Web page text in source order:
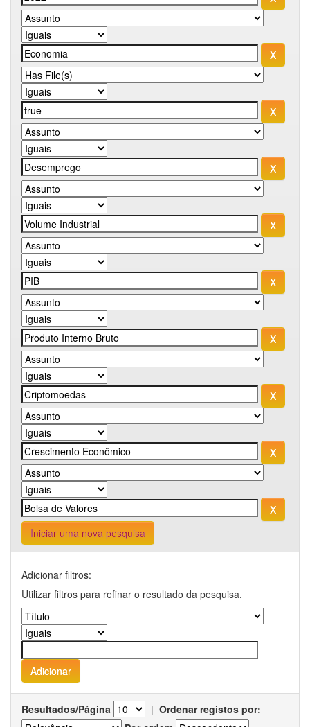
Iniciar uma nova pesquisa
Adicionar filtros:
Utilizar filtros para refinar o resultado da pesquisa.
Resultados/Página | Ordenar registos por: